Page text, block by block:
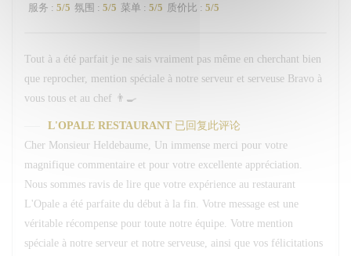
服务 : 5/5 氛围 : 5/5 菜单 : 5/5 质价比 : 5/5
Tout à a été parfait je ne sais vraiment pas même en cherchant bien
que reprocher, mention spéciale à notre serveur et serveuse Bravo à
vous tous et au chef 👨‍🍳
L'OPALE RESTAURANT 已回复此评论
Cher Monsieur Heldebaume, Un immense merci pour votre
magnifique commentaire et pour votre excellente appréciation.
Nous sommes ravis de lire que votre expérience au restaurant
L'Opale a été parfaite du début à la fin. Votre message est une
véritable récompense pour toute notre équipe. Votre mention
spéciale à notre serveur et notre serveuse, ainsi que vos félicitations